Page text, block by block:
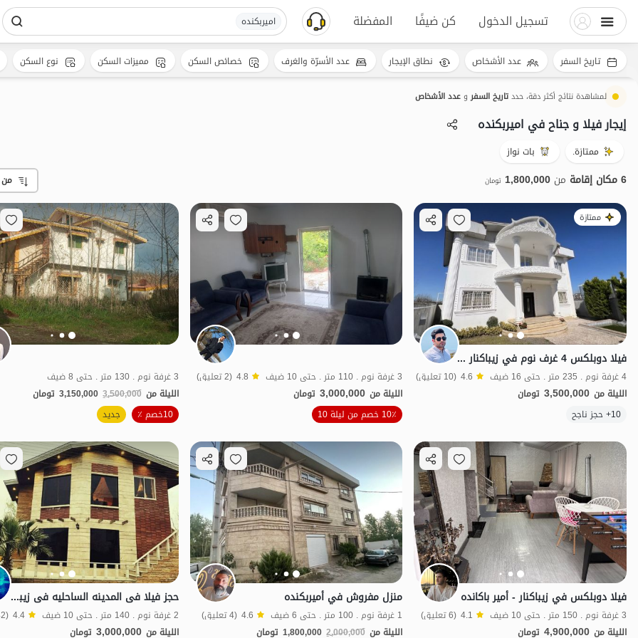
تسجيل الدخول كن ضيفًا المفضلة امیربکنده
لمشاهدة نتائج أكثر دقة، حددتاريخ السفروعدد الأشخاص
إيجار فيلا و جناح في امیربکنده
ممتازة. بات نواز
6 مكان إقامة من 1,800,000 تومان
ممتازة
فيلا دوبلكس 4 غرف نوم في زیباکنار - Amirabkandeh
4 غرفة نوم . 235 متر . حتى 16 ضيف 4.6 (10 تعليق)
الليلة من 3,500,000 تومان
10+ حجز ناجح
الموقع على الخريطة
3 غرفة نوم . 110 متر . حتى 10 ضيف 4.8 (2 تعليق)
الليلة من 3,000,000 تومان
10٪ خصم من ليلة 10
الموقع على الخريطة
3 غرفة نوم . 130 متر . حتى 8 ضيف
الليلة من 3,500,000
3,150,000 تومان
10خصم ٪
جديد
فيلا دوبلكس في زيباكنار - أمير باكانده
3 غرفة نوم . 150 متر . حتى 10 ضيف 4.1 (6 تعليق)
الليلة من 4,900,000 تومان
منزل مفروش في أميربكنده
1 غرفة نوم . 100 متر . حتى 6 ضيف 4.6 (4 تعليق)
الليلة من 2,000,000
1,800,000 تومان
حجز فیلا فی المدینه الساحلیه فی زیباکنار
2 غرفة نوم . 140 متر . حتى 10 ضيف 4.4 (42 تعليق)
الليلة من 3,000,000 تومان
تاريخ السفر عدد الأشخاص نطاق الإيجار عدد الأسرّة والغرف خصائص السكن مميزات السكن نوع السكن